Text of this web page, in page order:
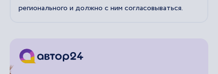
регионального и должно с ним согласовываться.